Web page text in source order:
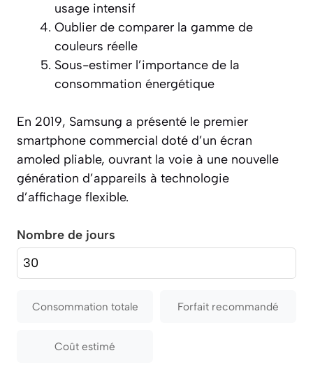
usage intensif
Oublier de comparer la gamme de
couleurs réelle
Sous-estimer l’importance de la
consommation énergétique
En 2019, Samsung a présenté le premier
smartphone commercial doté d’un écran
amoled pliable, ouvrant la voie à une nouvelle
génération d’appareils à technologie
d’affichage flexible.
Nombre de jours
Consommation totale Forfait recommandé
Coût estimé